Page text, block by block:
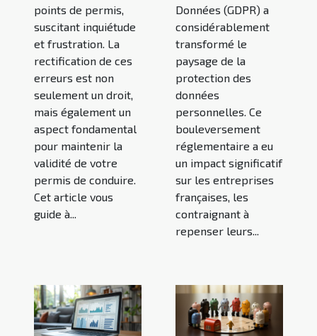
points de permis,
suscitant inquiétude
et frustration. La
rectification de ces
erreurs est non
seulement un droit,
mais également un
aspect fondamental
pour maintenir la
validité de votre
permis de conduire.
Cet article vous
guide à...
Données (GDPR) a
considérablement
transformé le
paysage de la
protection des
données
personnelles. Ce
bouleversement
réglementaire a eu
un impact significatif
sur les entreprises
françaises, les
contraignant à
repenser leurs...